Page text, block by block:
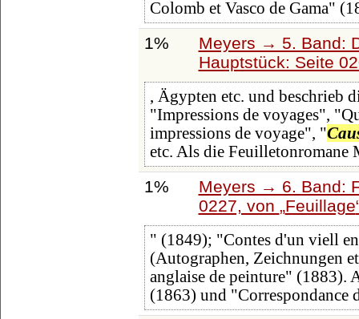
Colomb et Vasco de Gama"
1%
Meyers → 5. Band:
Hauptstück: Seite
, Ägypten etc. und beschrieb
"Impressions de voyages",
impressions de voyage", "
etc. Als die Feuilletonromane
1%
Meyers → 6. Band:
0227, von Feuillage
" (1849); "Contes d'un viell
(Autographen, Zeichnungen
anglaise de peinture" (1883).
(1863) und "Correspondance